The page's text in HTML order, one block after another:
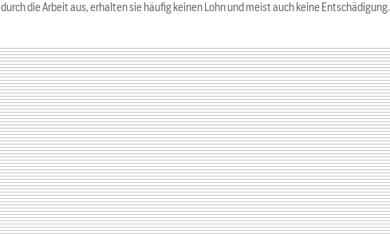
die Arbeit aus, erhalten sie häufig keinen Lohn und meist auch keine Entschädigung.